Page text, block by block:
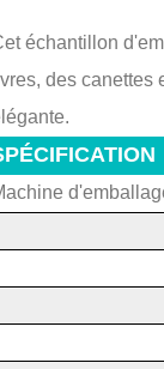
échantillon
des